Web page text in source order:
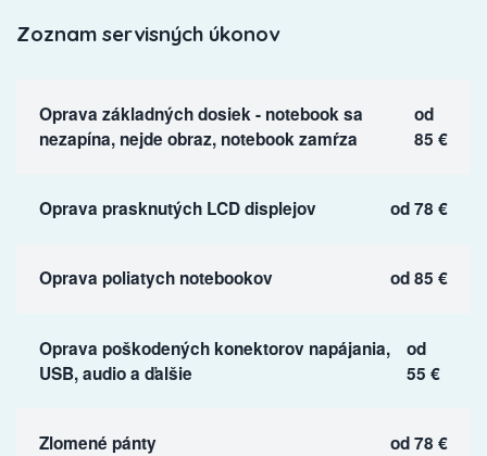
Zoznam servisných úkonov
Oprava základných dosiek - notebook sa
nezapína, nejde obraz, notebook zamŕza
od
85 €
Oprava prasknutých LCD displejov od 78 €
Oprava poliatych notebookov od 85 €
Oprava poškodených konektorov napájania,
USB, audio a ďalšie
od
55 €
Zlomené pánty od 78 €